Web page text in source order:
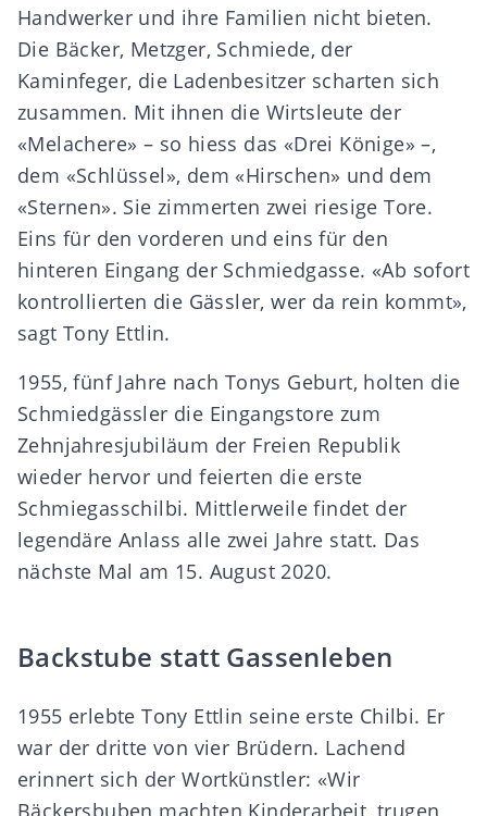
Handwerker und ihre Familien nicht bieten.
Die Bäcker, Metzger, Schmiede, der
Kaminfeger, die Ladenbesitzer scharten sich
zusammen. Mit ihnen die Wirtsleute der
«Melachere» – so hiess das «Drei Könige» –,
dem «Schlüssel», dem «Hirschen» und dem
«Sternen». Sie zimmerten zwei riesige Tore.
Eins für den vorderen und eins für den
hinteren Eingang der Schmiedgasse. «Ab sofort
kontrollierten die Gässler, wer da rein kommt»,
sagt Tony Ettlin.
1955, fünf Jahre nach Tonys Geburt, holten die
Schmiedgässler die Eingangstore zum
Zehnjahresjubiläum der Freien Republik
wieder hervor und feierten die erste
Schmiegasschilbi. Mittlerweile findet der
legendäre Anlass alle zwei Jahre statt. Das
nächste Mal am 15. August 2020.
Backstube statt Gassenleben
1955 erlebte Tony Ettlin seine erste Chilbi. Er
war der dritte von vier Brüdern. Lachend
erinnert sich der Wortkünstler: «Wir
Bäckersbuben machten Kinderarbeit, trugen